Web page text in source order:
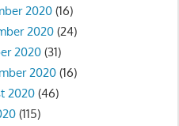
2020 (16)
2020 (24)
2020 (31)
2020 (16)
2020 (46)
(115)